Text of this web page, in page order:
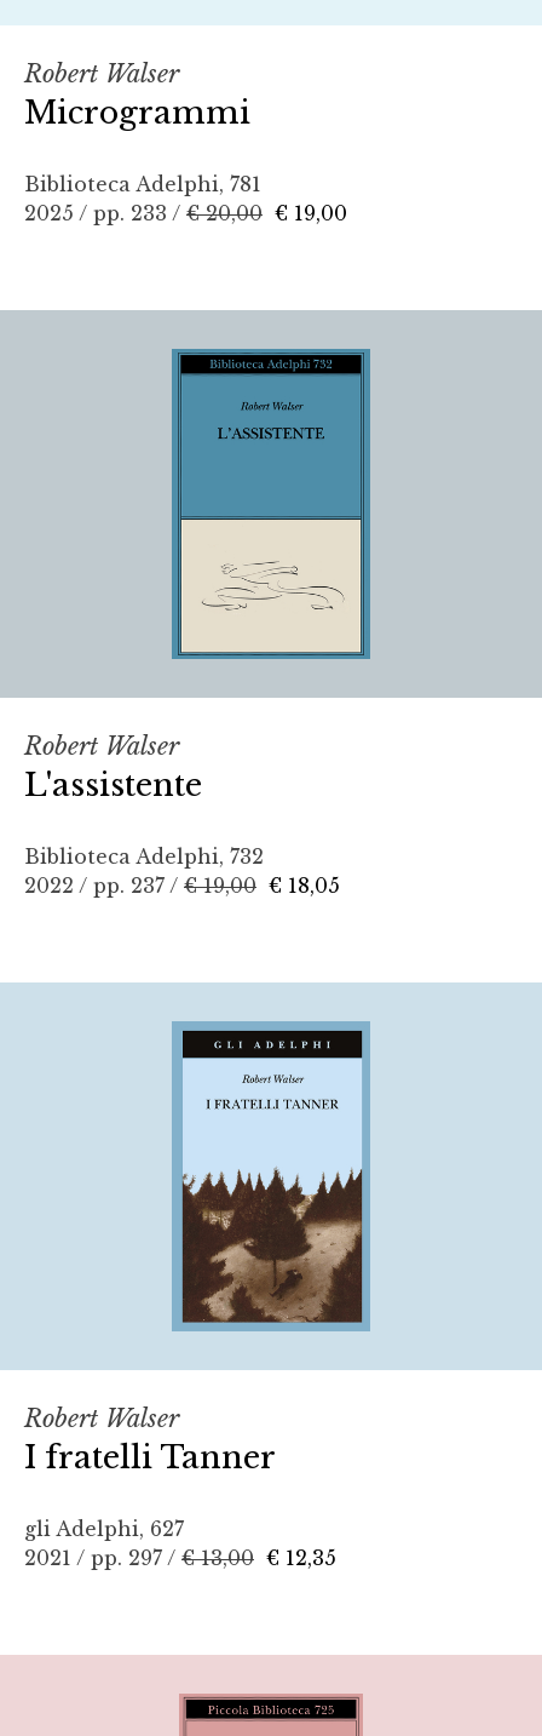
Robert Walser
Microgrammi
Biblioteca Adelphi, 781
2025 / pp. 233 / € 20,00 € 19,00
Robert Walser
L'assistente
Biblioteca Adelphi, 732
2022 / pp. 237 / € 19,00 € 18,05
Robert Walser
I fratelli Tanner
gli Adelphi, 627
2021 / pp. 297 / € 13,00 € 12,35